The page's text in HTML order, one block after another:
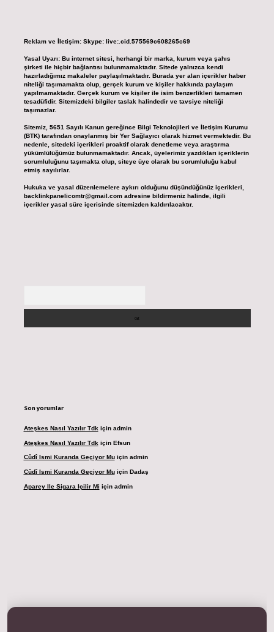
Reklam ve İletişim: Skype: live:.cid.575569c608265c69
Yasal Uyarı: Bu internet sitesi, herhangi bir marka, kurum veya şahıs
şirketi ile hiçbir bağlantısı bulunmamaktadır. Sitede yalnızca kendi
hazırladığımız makaleler paylaşılmaktadır. Burada yer alan içerikler haber
niteliği taşımamakta olup, gerçek kurum ve kişiler hakkında paylaşım
yapılmamaktadır. Gerçek kurum ve kişiler ile isim benzerlikleri tamamen
tesadüfidir. Sitemizdeki bilgiler taslak halindedir ve tavsiye niteliği
taşımazlar.
Sitemiz, 5651 Sayılı Kanun gereğince Bilgi Teknolojileri ve İletişim Kurumu
(BTK) tarafından onaylanmış bir Yer Sağlayıcı olarak hizmet vermektedir. Bu
nedenle, sitedeki içerikleri proaktif olarak denetleme veya araştırma
yükümlülüğümüz bulunmamaktadır. Ancak, üyelerimiz yazdıkları içeriklerin
sorumluluğunu taşımakta olup, siteye üye olarak bu sorumluluğu kabul
etmiş sayılırlar.
Hukuka ve yasal düzenlemelere aykırı olduğunu düşündüğünüz içerikleri,
backlinkpanelicomtr@gmail.comadresine bildirmeniz halinde, ilgili
içerikler yasal süre içerisinde sitemizden kaldırılacaktır.
Son yorumlar
Ateşkes Nasıl Yazılır Tdk için admin
Ateşkes Nasıl Yazılır Tdk için Efsun
Cûdî Ismi Kuranda Geçiyor Muiçin admin
Cûdî Ismi Kuranda Geçiyor Muiçin Dadaş
Aparey Ile Sigara Içilir Mi için admin